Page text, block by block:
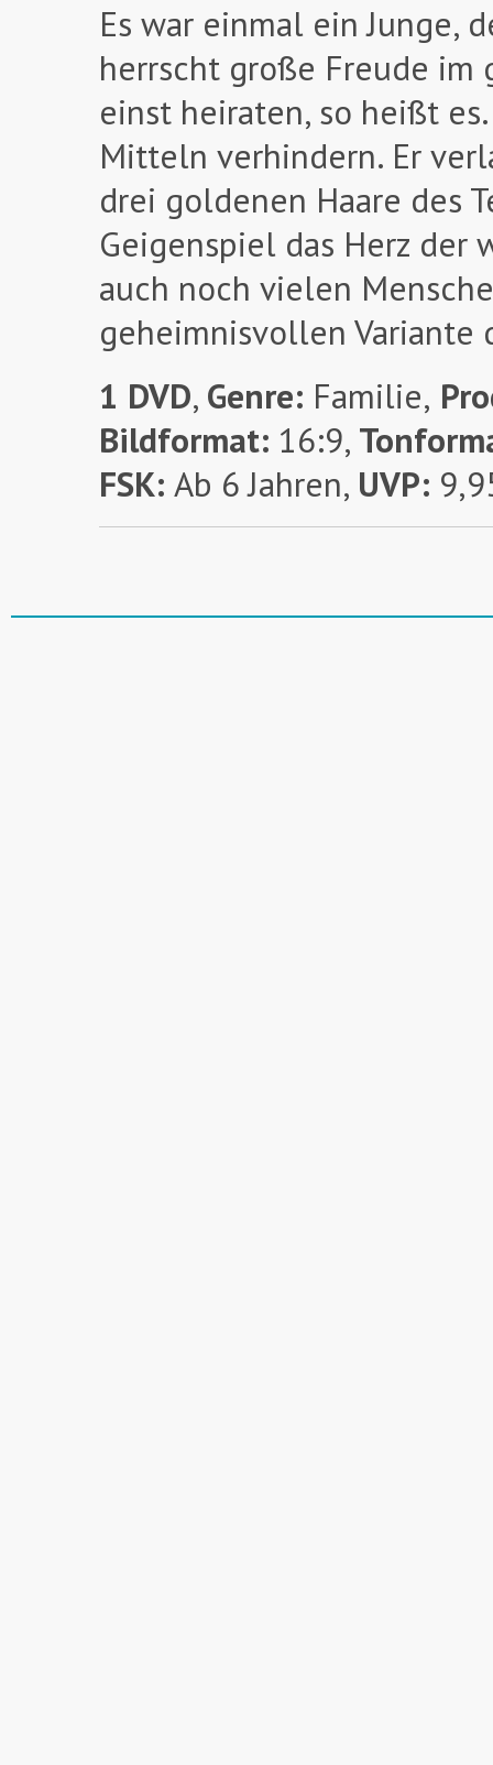
Es war einmal ein Junge,
herrscht große Freude im
einst heiraten, so heißt
Mitteln verhindern. Er
drei goldenen Haare des
Geigenspiel das Herz der
auch noch vielen
geheimnisvollen Variante
1 DVD, Genre: Familie,
Bildformat: 16:9,
FSK: Ab 6 Jahren, UVP: